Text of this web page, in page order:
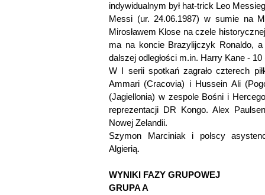
indywidualnym był hat-trick Leo
Messi (ur. 24.06.1987) w sumie na
Mirosławem Klose na czele
ma na koncie Brazylijczyk Ronaldo,
dalszej odległości m.in. Harry Kane -
W I serii spotkań zagrało czterech
Ammari (Cracovia) i Hussein Ali
(Jagiellonia) w zespole Bośni i
reprezentacji DR Kongo. Alex
Nowej Zelandii.
Szymon Marciniak i polscy
Algierią.
WYNIKI FAZY GRUPOWEJ
GRUPA A